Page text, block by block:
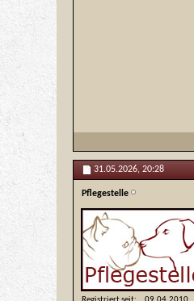
31.05.2026, 20:28
Pflegestelle